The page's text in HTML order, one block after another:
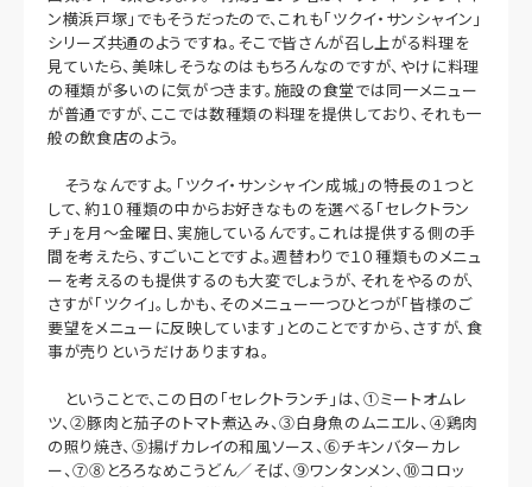
ン横浜戸塚」でもそうだったので、これも「ツクイ・サンシャイン」
シリーズ共通のようですね。そこで皆さんが召し上がる料理を
見ていたら、美味しそうなのはもちろんなのですが、やけに料理
の種類が多いのに気がつきます。施設の食堂では同一メニュー
が普通ですが、ここでは数種類の料理を提供しており、それも一
般の飲食店のよう。
そうなんですよ。「ツクイ・サンシャイン成城」の特長の１つと
して、約１０種類の中からお好きなものを選べる「セレクトラン
チ」を月～金曜日、実施しているんです。これは提供する側の手
間を考えたら、すごいことですよ。週替わりで１０種類ものメニュ
ーを考えるのも提供するのも大変でしょうが、それをやるのが、
さすが「ツクイ」。しかも、そのメニュー一つひとつが「皆様のご
要望をメニューに反映しています」とのことですから、さすが、食
事が売りというだけありますね。
ということで、この日の「セレクトランチ」は、①ミートオムレ
ツ、②豚肉と茄子のトマト煮込み、③白身魚のムニエル、④鶏肉
の照り焼き、⑤揚げカレイの和風ソース、⑥チキンバターカレ
ー、⑦⑧とろろなめこうどん／そば、⑨ワンタンメン、⑩コロッ